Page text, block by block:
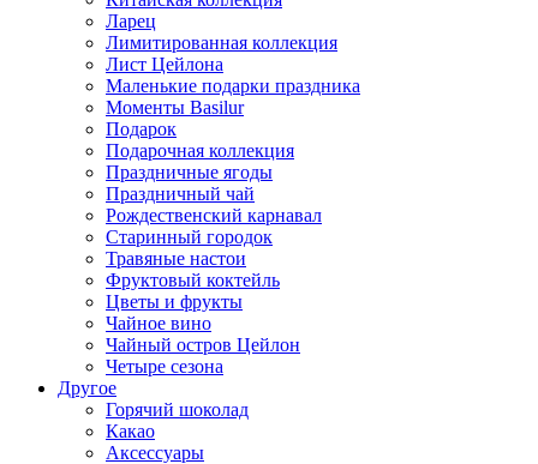
Ларец
Лимитированная коллекция
Лист Цейлона
Маленькие подарки праздника
Моменты Basilur
Подарок
Подарочная коллекция
Праздничные ягоды
Праздничный чай
Рождественский карнавал
Старинный городок
Травяные настои
Фруктовый коктейль
Цветы и фрукты
Чайное вино
Чайный остров Цейлон
Четыре сезона
Другое
Горячий шоколад
Какао
Аксессуары